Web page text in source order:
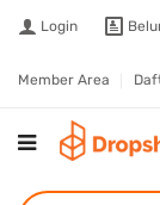
Login
Member Area